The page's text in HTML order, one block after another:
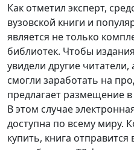
Как отметил эксперт,
вузовской книги и
является не только
библиотек. Чтобы
увидели другие читатели,
смогли заработать на
предлагает размещение
В этом случае
доступна по всему миру.
купить, книга